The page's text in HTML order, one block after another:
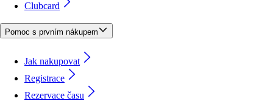
Clubcard
Pomoc s prvním nákupem
Jak nakupovat
Registrace
Rezervace času